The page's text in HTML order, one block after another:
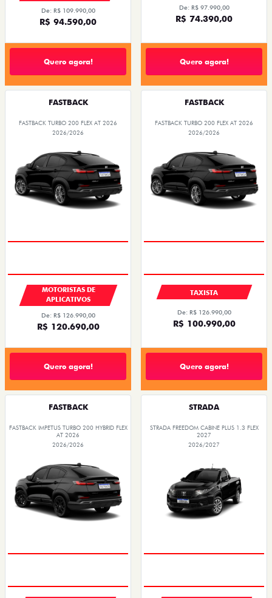
De: R$ 109.990,00
R$ 94.590,00
Quero agora!
De: R$ 97.990,00
R$ 74.390,00
Quero agora!
FASTBACK
FASTBACK TURBO 200 FLEX AT 2026
2026/2026
MOTORISTAS DE
APLICATIVOS
De: R$ 126.990,00
R$ 120.690,00
Quero agora!
FASTBACK
FASTBACK TURBO 200 FLEX AT 2026
2026/2026
TAXISTA
De: R$ 126.990,00
R$ 100.990,00
Quero agora!
FASTBACK
FASTBACK IMPETUS TURBO 200 HYBRID FLEX
AT 2026
2026/2026
STRADA
STRADA FREEDOM CABINE PLUS 1.3 FLEX
2027
2026/2027